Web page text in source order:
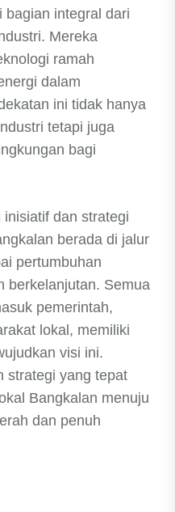
bagian integral dari
Mereka
ramah
dalam
ini tidak hanya
tetapi juga
bagi
dan strategi
berada di jalur
pertumbuhan
berkelanjutan. Semua
pemerintah,
lokal, memiliki
visi ini.
strategi yang tepat
Bangkalan menuju
dan penuh